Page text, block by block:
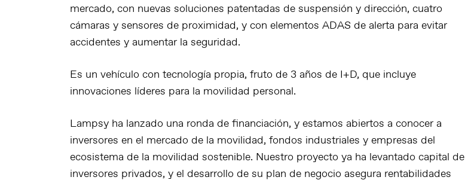
mercado, con nuevas soluciones patentadas de suspensión y dirección, cuatro
cámaras y sensores de proximidad, y con elementos ADAS de alerta para evitar
accidentes y aumentar la seguridad.
Es un vehículo con tecnología propia, fruto de 3 años de I+D, que incluye
innovaciones líderes para la movilidad personal.
Lampsy ha lanzado una ronda de financiación, y estamos abiertos a conocer a
inversores en el mercado de la movilidad, fondos industriales y empresas del
ecosistema de la movilidad sostenible. Nuestro proyecto ya ha levantado capital de
inversores privados, y el desarrollo de su plan de negocio asegura rentabilidades